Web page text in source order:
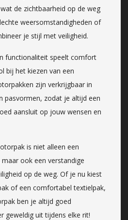
de zichtbaarheid op de weg
weersomstandigheden of
je stijl met veiligheid.
functionaliteit speelt comfort
bij het kiezen van een
zijn verkrijgbaar in
pasvormen, zodat je altijd een
aansluit op jouw wensen en
is niet alleen een
ook een verstandige
op de weg. Of je nu kiest
of een comfortabel textielpak,
ben je altijd goed
geweldig uit tijdens elke rit!